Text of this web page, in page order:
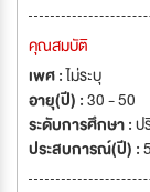
ความใส่ใจกับกับกา
สนองทุกๆ ความต้อง
ยังให้ความสำคัญกับ
ด้วยการหาแนวทางก
ไปสู่การใช้ชีวิตที่มีสุ
ที่มาใช้บริการทุกๆ ท่
คุณสมบัติ
เพศ :ไม่ระบุ
อายุ(ปี) :30 - 50
ระดับการศึกษา :ป
ประสบการณ์(ปี) :